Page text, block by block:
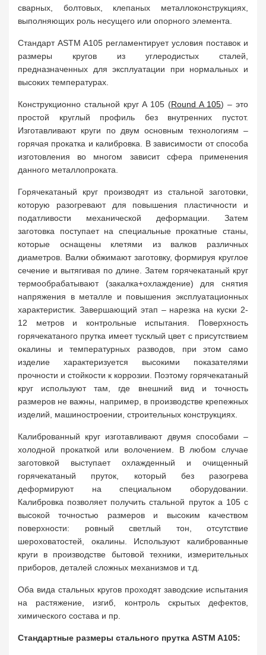
сварных, болтовых, клепаных металлоконструкциях,
выполняющих роль несущего или опорного элемента.
Стандарт ASTM A105 регламентирует условия поставок и
размеры кругов из углеродистых сталей,
предназначенных для эксплуатации при нормальных и
высоких температурах.
Конструкционно стальной круг A 105 (Round A 105) – это
простой круглый профиль без внутренних пустот.
Изготавливают круги по двум основным технологиям –
горячая прокатка и калибровка. В зависимости от способа
изготовления во многом зависит сфера применения
данного металлопроката.
Горячекатаный круг производят из стальной заготовки,
которую разогревают для повышения пластичности и
податливости механической деформации. Затем
заготовка поступает на специальные прокатные станы,
которые оснащены клетями из валков различных
диаметров. Валки обжимают заготовку, формируя круглое
сечение и вытягивая по длине. Затем горячекатаный круг
термообрабатывают (закалка+охлаждение) для снятия
напряжения в металле и повышения эксплуатационных
характеристик. Завершающий этап – нарезка на куски 2-
12 метров и контрольные испытания. Поверхность
горячекатаного прутка имеет тусклый цвет с присутствием
окалины и температурных разводов, при этом само
изделие характеризуется высокими показателями
прочности и стойкости к коррозии. Поэтому горячекатаный
круг используют там, где внешний вид и точность
размеров не важны, например, в производстве крепежных
изделий, машиностроении, строительных конструкциях.
Калиброванный круг изготавливают двумя способами –
холодной прокаткой или волочением. В любом случае
заготовкой выступает охлажденный и очищенный
горячекатаный пруток, который без разогрева
деформируют на специальном оборудовании.
Калибровка позволяет получить стальной пруток а 105 с
высокой точностью размеров и высоким качеством
поверхности: ровный светлый тон, отсутствие
шероховатостей, окалины. Используют калиброванные
круги в производстве бытовой техники, измерительных
приборов, деталей сложных механизмов и т.д.
Оба вида стальных кругов проходят заводские испытания
на растяжение, изгиб, контроль скрытых дефектов,
химического состава и пр.
Стандартные размеры стального прутка ASTM A105: